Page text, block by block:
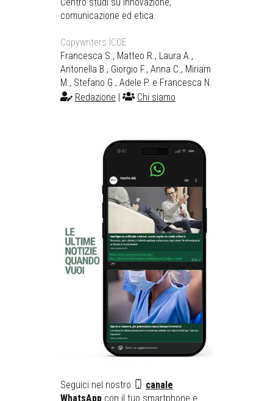
Centro studi su innovazione,
comunicazione ed etica.
Copywriters ICOE
Francesca S., Matteo R., Laura A.,
Antonella B., Giorgio F., Anna C., Miriam
M., Stefano G., Adele P. e Francesca N.
Redazione
Chi siamo
Seguici nel nostro
canale
WhatsApp con il tuo smartphone e